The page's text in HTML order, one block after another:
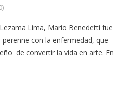
Lima, Mario Benedetti fue
con la enfermedad, que
de convertir la vida en arte. En